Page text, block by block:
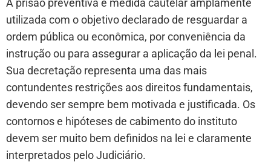
A prisão preventiva é medida cautelar amplamente
utilizada com o objetivo declarado de resguardar a
ordem pública ou econômica, por conveniência da
instrução ou para assegurar a aplicação da lei penal.
Sua decretação representa uma das mais
contundentes restrições aos direitos fundamentais,
devendo ser sempre bem motivada e justificada. Os
contornos e hipóteses de cabimento do instituto
devem ser muito bem definidos na lei e claramente
interpretados pelo Judiciário.